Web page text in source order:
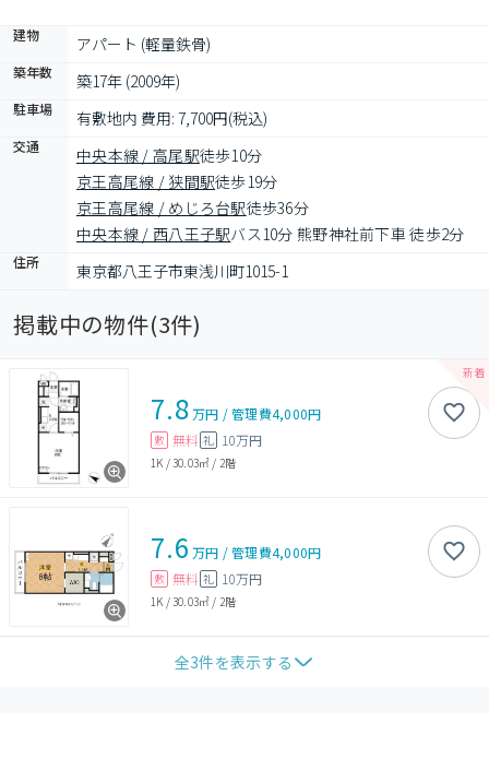
建物 アパート (軽量鉄骨)
築年数 築17年 (2009年)
駐車場 有敷地内 費用: 7,700円(税込)
交通 中央本線 / 高尾駅徒歩10分
京王高尾線 / 狭間駅徒歩19分
京王高尾線 / めじろ台駅徒歩36分
中央本線 / 西八王子駅バス10分 熊野神社前下車 徒歩2分
住所 東京都八王子市東浅川町1015-1
掲載中の物件(3件)
7.8万円 /管理費4,000円
敷 無料 礼 10万円
1K /30.03㎡ / 2階
7.6 万円 /管理費4,000円
敷 無料 礼 10万円
1K /30.03㎡ / 2階
全3件を表示する